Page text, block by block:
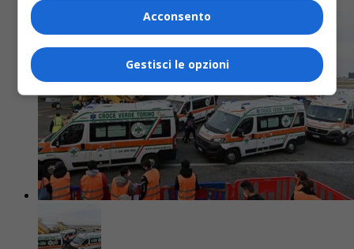
Acconsento
Gestisci le opzioni